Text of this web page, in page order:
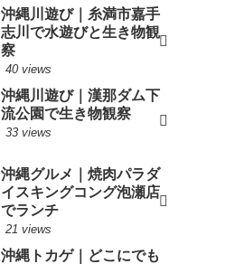
沖縄川遊び｜糸満市嘉手
志川で水遊びと生き物観
察
40 views
沖縄川遊び｜漢那ダム下
流公園で生き物観察
33 views
沖縄グルメ｜焼肉パラダ
イスキングコング泡瀬店
でランチ
21 views
沖縄トカゲ｜どこにでも